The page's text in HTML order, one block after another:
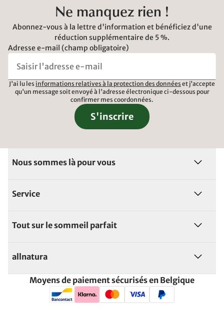
Ne manquez rien !
Abonnez-vous à la lettre d'information et bénéficiez d'une
réduction supplémentaire de 5 %.
Adresse e-mail (champ obligatoire)
J'ai lu les informations relatives à la protection des données et j'accepte
qu'un message soit envoyé à l'adresse électronique ci-dessous pour
confirmer mes coordonnées.
S'inscrire
Nous sommes là pour vous
Service
Tout sur le sommeil parfait
allnatura
Moyens de paiement sécurisés en Belgique